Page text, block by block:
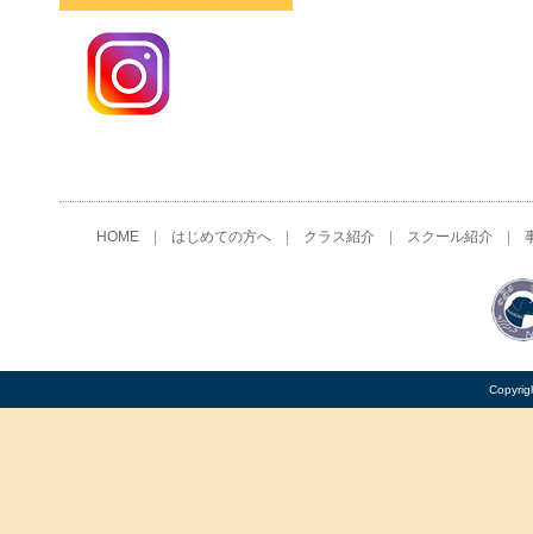
HOME| はじめての方へ| クラス紹介| スクール紹介|